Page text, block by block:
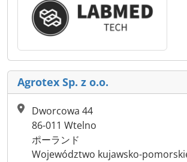
Agrotex Sp. z o.o.
Dworcowa 44
86-011 Wtelno
ポーランド
Województwo kujawsko-